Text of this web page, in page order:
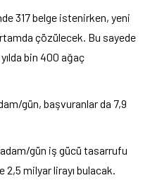
317 belge istenirken, yeni
çözülecek. Bu sayede
bin 400 ağaç
gün, başvuranlar da 7,9
adam/gün iş gücü tasarrufu
milyar lirayı bulacak.